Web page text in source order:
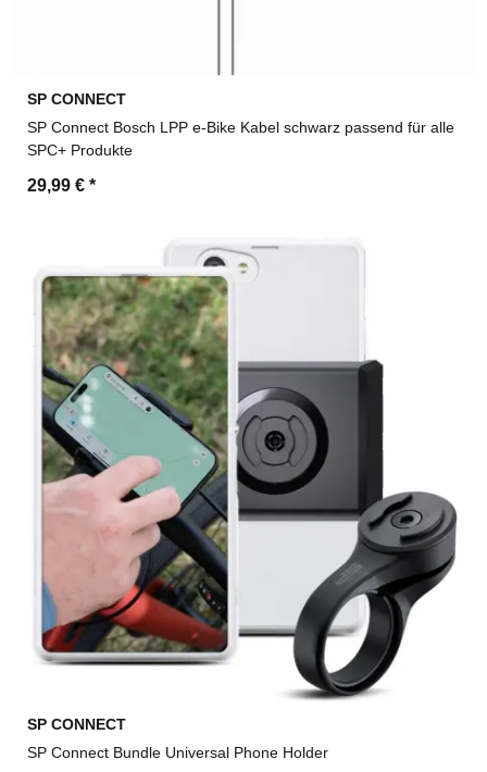
SP CONNECT
SP Connect Bosch LPP e-Bike Kabel schwarz passend für alle
SPC+ Produkte
29,99 € *
SP CONNECT
SP Connect Bundle Universal Phone Holder